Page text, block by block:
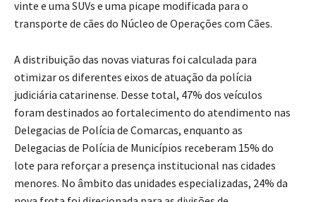
vinte e uma SUVs e uma picape modificada para o
transporte de cães do Núcleo de Operações com Cães.
A distribuição das novas viaturas foi calculada para
otimizar os diferentes eixos de atuação da polícia
judiciária catarinense. Desse total, 47% dos veículos
foram destinados ao fortalecimento do atendimento nas
Delegacias de Polícia de Comarcas, enquanto as
Delegacias de Polícia de Municípios receberam 15% do
lote para reforçar a presença institucional nas cidades
menores. No âmbito das unidades especializadas, 24% da